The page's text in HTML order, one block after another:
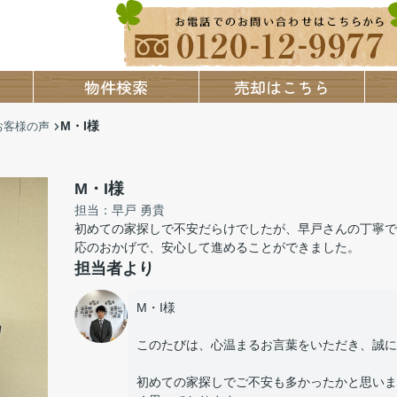
物件検索 売却はこちら
客様の声 M・I様
M・I様
担当：早戸 勇貴
初めての家探しで不安だらけでしたが、早戸さんの丁寧
応のおかげで、安心して進めることができました。
担当者より
M・I様
このたびは、心温まるお言葉をいただき、誠
初めての家探しでご不安も多かったかと思い